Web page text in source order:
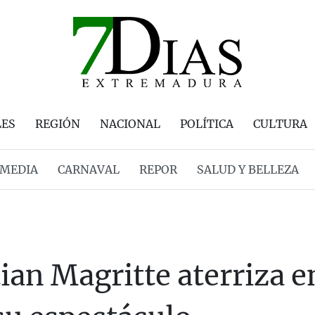
REGIÓN NACIONAL POLÍTICA CULTURA
CARNAVAL REPOR SALUD Y BELLEZA
Magritte aterriza